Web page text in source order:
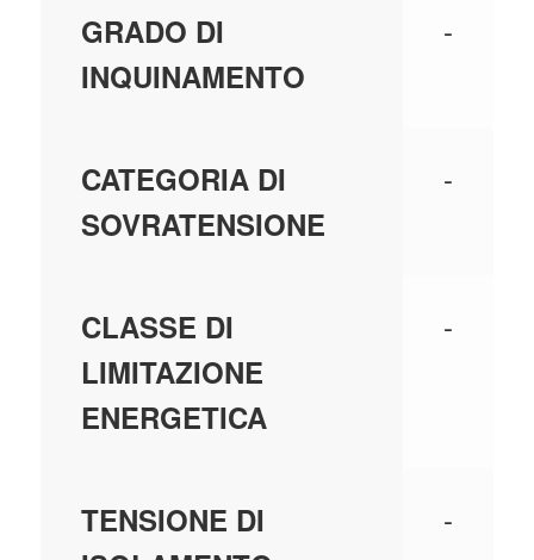
GRADO DI
INQUINAMENTO
-
CATEGORIA DI
SOVRATENSIONE
-
CLASSE DI
LIMITAZIONE
ENERGETICA
-
TENSIONE DI
-